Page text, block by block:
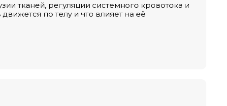
тканей, регуляции системного кровотока и
по телу и что влияет на её